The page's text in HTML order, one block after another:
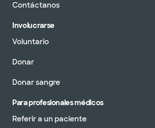
Contáctanos
Involucrarse
Voluntario
Donar
Donar sangre
Para profesionales médicos
Referir a un paciente